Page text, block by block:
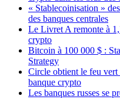
« Stablecoinisation »
des banques centrales
Le Livret A remonte à
crypto
Bitcoin à 100 000 $ :
Strategy
Circle obtient le feu vert
banque crypto
Les banques russes se